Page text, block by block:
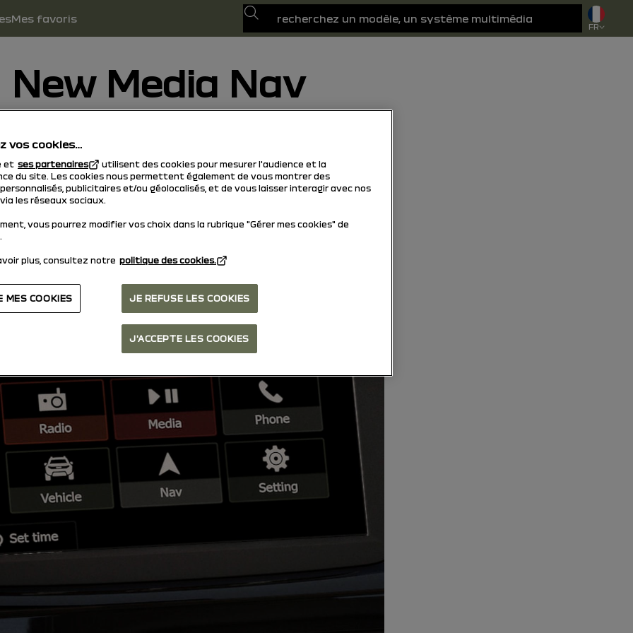
Mes favoris
Recherche
FR
New Media Nav
vos cookies…
et ses partenaires
utilisent des cookies pour mesurer l'audience et la
du site. Les cookies nous permettent également de vous montrer des
publicitaires et/ou géolocalisés, et de vous laisser interagir avec nos
les réseaux sociaux.
vous pourrez modifier vos choix dans la rubrique "Gérer mes cookies" de
plus, consultez notre politique des cookies.
JE REFUSE LES COOKIES
J'ACCEPTE LES COOKIES
MES COOKIES